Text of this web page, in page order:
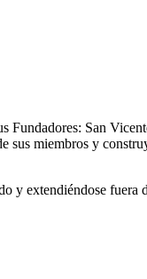
Fundadores: San
sus miembros y
y extendiéndose fuera